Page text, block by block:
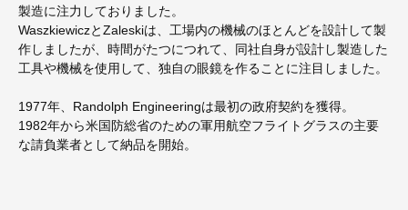
製造に注力しておりました。
WaszkiewiczとZaleskiは、工場内の機械のほとんどを設計して製
作しましたが、時間がたつにつれて、同社自身が設計し製造した
工具や機械を使用して、独自の眼鏡を作ることに注目しました。
1977年、Randolph Engineeringは最初の政府契約を獲得。
1982年から米国防総省のための軍用航空フライトグラスの主要
な請負業者として納品を開始。